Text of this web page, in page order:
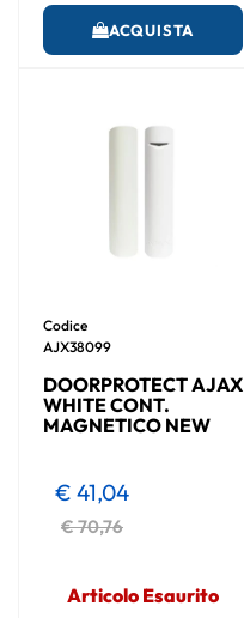
ACQUISTA
Codice
AJX38099
DOORPROTECT AJAX
WHITE CONT.
MAGNETICO NEW
€ 70,76
€ 41,04
Articolo Esaurito